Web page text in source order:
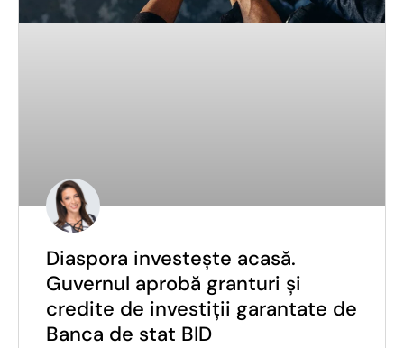
Diaspora investește acasă.
Guvernul aprobă granturi și
credite de investiții garantate de
Banca de stat BID